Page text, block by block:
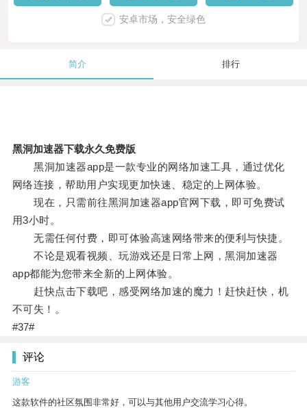
安卓市场，安全绿色
简介 排行
黑洞加速器下载永久免费版
黑洞加速器app是一款专业的网络加速工具，通过优化
网络连接，帮助用户实现更加快速、稳定的上网体验。
现在，只需前往黑洞加速器app官网下载，即可免费试
用3小时。
无需任何付费，即可体验高速网络带来的便利与快捷。
不论是观看视频、玩游戏还是日常上网，黑洞加速器
app都能为您带来全新的上网体验。
赶快点击下载吧，感受网络加速的魔力！赶快赶快，机
不可失！。
#37#
评论
游客
这款软件的社区氛围非常好，可以与其他用户交流学习心得。